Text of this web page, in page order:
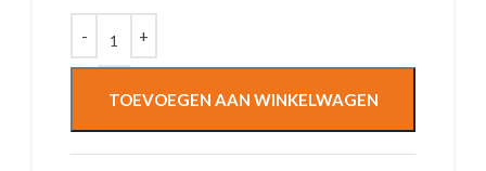
TOEVOEGEN AAN WINKELWAGEN